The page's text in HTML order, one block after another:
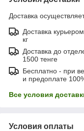
Доставка
Доставка
кг
Доставка до
1500 тенге
Бесплатно - при
и предоплате
Все условия
Условия оплаты